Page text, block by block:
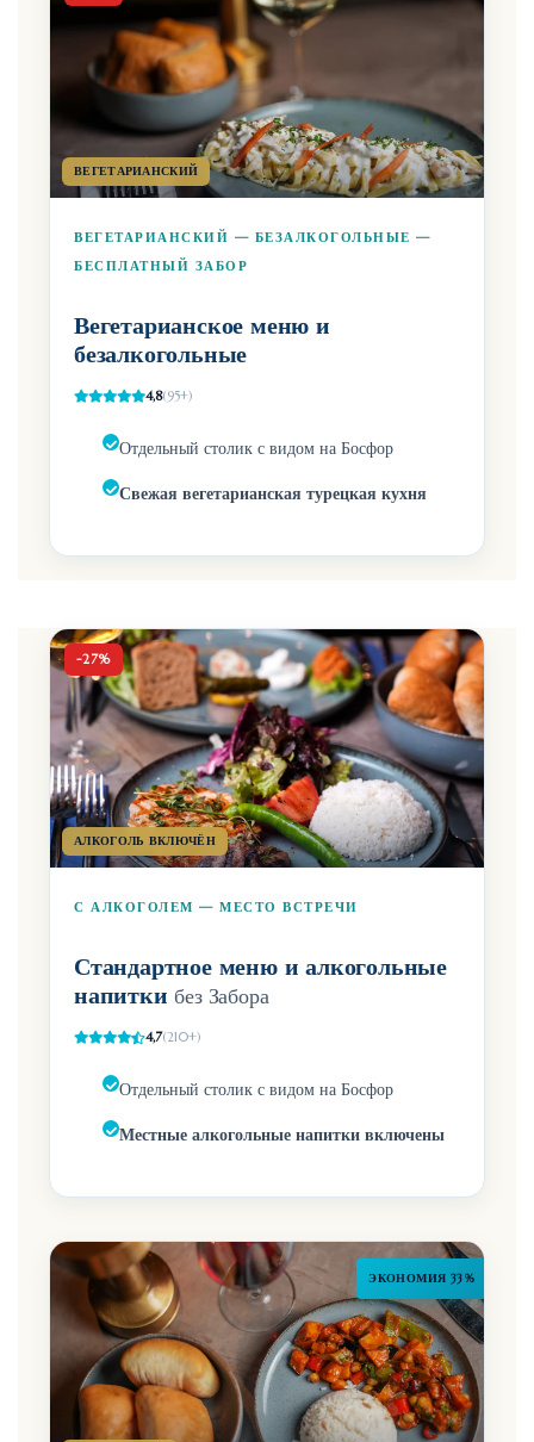
ВЕГЕТАРИАНСКИЙ
ВЕГЕТАРИАНСКИЙ — БЕЗАЛКОГОЛЬНЫЕ —
БЕСПЛАТНЫЙ ЗАБОР
Вегетарианское меню и
безалкогольные
4,8(95+)
Отдельный столик с видом на Босфор
Свежая вегетарианская турецкая кухня
АЛКОГОЛЬ ВКЛЮЧЁН
-27%
С АЛКОГОЛЕМ — МЕСТО ВСТРЕЧИ
Стандартное меню и алкогольные
напиткибез Забора
4,7(210+)
Отдельный столик с видом на Босфор
Местные алкогольные напитки включены
ЭКОНОМИЯ 33%